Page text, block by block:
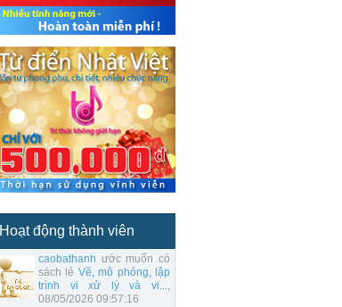
Hoạt động thành viên
caobathanh ước muốn có
sách lẻ Vẽ, mô phỏng, lập
trình vi xử lý và vi...,
08/05/2026 09:57:16